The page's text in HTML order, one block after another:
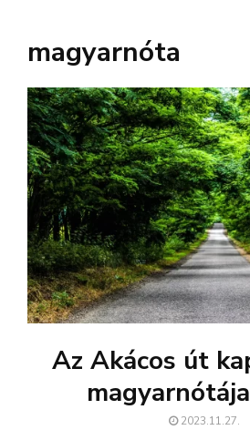
magyarnóta
Az Akácos út
2023.11.27.